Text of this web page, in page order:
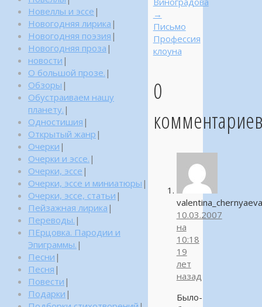
→
Письмо
Профессия
клоуна
0
valentina_chernyaeva
10.03.2007
на
10:18
19
лет
назад
Было-
Новеллы и эссе |
Новогодняя лирика |
Новогодняя поэзия |
Новогодняя проза |
новости |
О большой прозе. |
Обзоры |
Обустраиваем нашу
планету. |
Одностишия |
Открытый жанр |
Очерки |
Очерки и эссе. |
Очерки, эссе |
Очерки, эссе и миниатюры |
Очерки, эссе, статьи |
Пейзажная лирика |
Переводы. |
ПЕрцовка. Пародии и
Эпиграммы. |
Песни |
Песня |
Повести |
Подарки |